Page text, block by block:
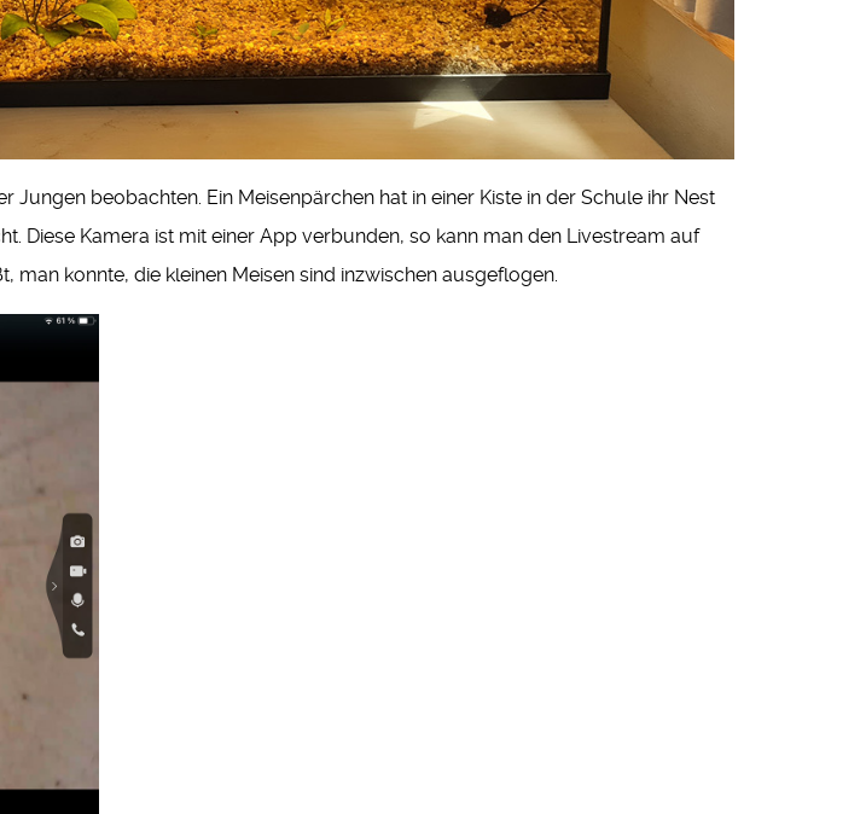
beobachten. Ein Meisenpärchen hat in einer Kiste in der Schule ihr Nest
Diese Kamera ist mit einer App verbunden, so kann man den Livestream auf
konnte, die kleinen Meisen sind inzwischen ausgeflogen.